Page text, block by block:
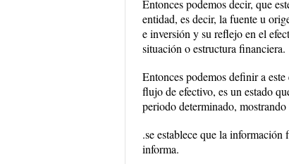
Entonces podemos decir, que
entidad, es decir, la fuente u
e inversión y su reflejo en el
situación o estructura financiera.
Entonces podemos definir a
flujo de efectivo, es un estado
periodo determinado,
.se establece que la información
informa.